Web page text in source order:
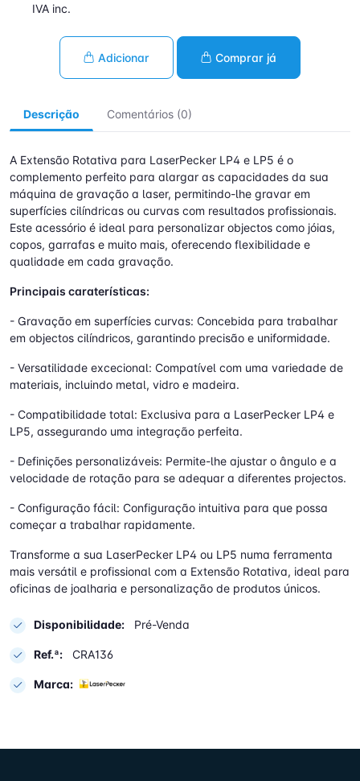
IVA inc.
Adicionar Comprar já
Descrição Comentários (0)
A Extensão Rotativa para LaserPecker LP4 e LP5 é o
complemento perfeito para alargar as capacidades da sua
máquina de gravação a laser, permitindo-lhe gravar em
superfícies cilíndricas ou curvas com resultados profissionais.
Este acessório é ideal para personalizar objectos como jóias,
copos, garrafas e muito mais, oferecendo flexibilidade e
qualidade em cada gravação.
Principais caraterísticas:
- Gravação em superfícies curvas: Concebida para trabalhar
em objectos cilíndricos, garantindo precisão e uniformidade.
- Versatilidade excecional: Compatível com uma variedade de
materiais, incluindo metal, vidro e madeira.
- Compatibilidade total: Exclusiva para a LaserPecker LP4 e
LP5, assegurando uma integração perfeita.
- Definições personalizáveis: Permite-lhe ajustar o ângulo e a
velocidade de rotação para se adequar a diferentes projectos.
- Configuração fácil: Configuração intuitiva para que possa
começar a trabalhar rapidamente.
Transforme a sua LaserPecker LP4 ou LP5 numa ferramenta
mais versátil e profissional com a Extensão Rotativa, ideal para
oficinas de joalharia e personalização de produtos únicos.
Disponibilidade: Pré-Venda
Ref.ª: CRA136
Marca: